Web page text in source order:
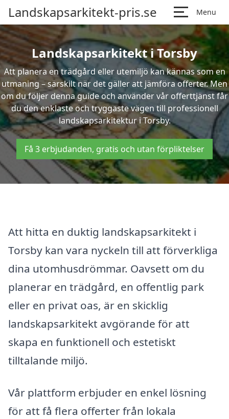
Landskapsarkitekt-pris.se Menu
Landskapsarkitekt i Torsby
Att planera en trädgård eller utemiljö kan kännas som en
utmaning – särskilt när det gäller att jämföra offerter. Men
om du följer denna guide och använder vår offerttjänst får
du den enklaste och tryggaste vägen till professionell
landskapsarkitektur i Torsby.
Få 3 erbjudanden, gratis och utan förpliktelser
Att hitta en duktig landskapsarkitekt i
Torsby kan vara nyckeln till att förverkliga
dina utomhusdrömmar. Oavsett om du
planerar en trädgård, en offentlig park
eller en privat oas, är en skicklig
landskapsarkitekt avgörande för att
skapa en funktionell och estetiskt
tilltalande miljö.
Vår plattform erbjuder en enkel lösning
för att få flera offerter från lokala